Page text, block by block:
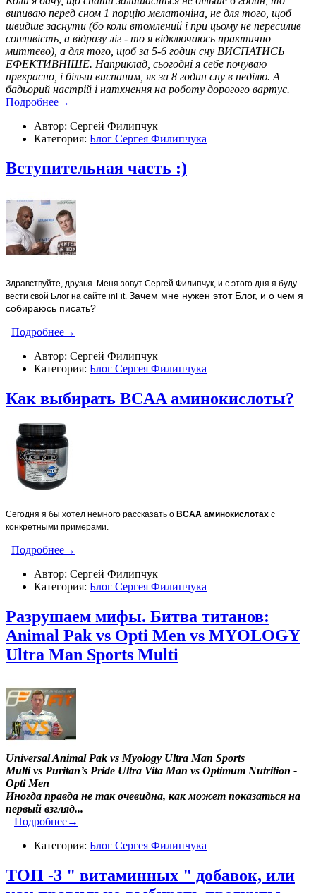
випиваю перед сном 1 порцію мелатоніна, не для того, щоб
швидше заснути (бо коли втомлений і при цьому не пересилив
сонливість, а відразу ліг - то я відключаюсь практично
миттєво), а для того, щоб за 5-6 годин сну ВИСПАТИСЬ
ЕФЕКТИВНІШЕ. Наприклад, сьогодні я себе почуваю
прекрасно, і більш виспаним, як за 8 годин сну в неділю. А
бадьорий настрій і натхнення на роботу дорогого вартує.
Подробнее→
Автор: Сергей Филипчук
Категория: Блог Сергея Филипчука
Вступительная часть :)
Здравствуйте, друзья. Меня зовут Сергей Филипчук, и с этого дня я буду
вести свой Блог на сайте inFit. Зачем мне нужен этот Блог, и о чем я
собираюсь писать?
Подробнее→
Автор: Сергей Филипчук
Категория: Блог Сергея Филипчука
Как выбирать BCAA аминокислоты?
Сегодня я бы хотел немного рассказать о BCAA аминокислотах с
конкретными примерами.
Подробнее→
Автор: Сергей Филипчук
Категория: Блог Сергея Филипчука
Разрушаем мифы. Битва титанов:
Animal Pak vs Opti Men vs MYOLOGY
Ultra Man Sports Multi
Universal Animal Pak vs Myology Ultra Man Sports
Multi vs Puritan’s Pride Ultra Vita Man vs Optimum Nutrition -
Opti Men
Иногда правда не так очевидна, как может показаться на
первый взгляд...
Подробнее→
Категория: Блог Сергея Филипчука
ТОП -3 " витаминных " добавок, или